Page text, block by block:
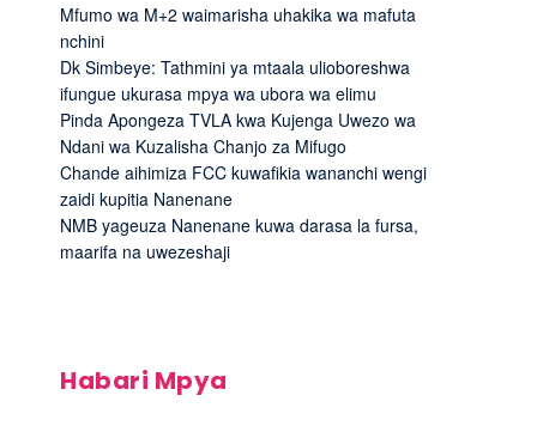
Mfumo wa M+2 waimarisha uhakika wa mafuta
nchini
Dk Simbeye: Tathmini ya mtaala ulioboreshwa
ifungue ukurasa mpya wa ubora wa elimu
Pinda Apongeza TVLA kwa Kujenga Uwezo wa
Ndani wa Kuzalisha Chanjo za Mifugo
Chande aihimiza FCC kuwafikia wananchi wengi
zaidi kupitia Nanenane
NMB yageuza Nanenane kuwa darasa la fursa,
maarifa na uwezeshaji
Habari Mpya